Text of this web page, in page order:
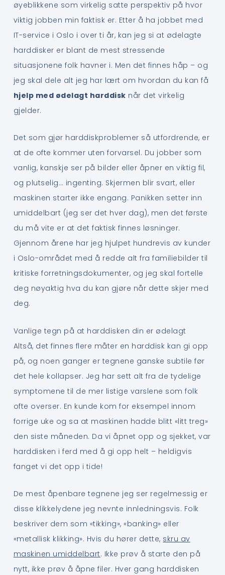
øyeblikkene som virkelig satte perspektiv på hvor
viktig jobben min faktisk er. Etter å ha jobbet med
IT-service i Oslo i over ti år, kan jeg si at ødelagte
harddisker er blant de mest stressende
situasjonene folk havner i. Men det finnes håp – og
jeg skal dele alt jeg har lært om hvordan du kan få
hjelp med ødelagt harddisk når det virkelig
gjelder.
Det som gjør harddiskproblemer så utfordrende, er
at de ofte kommer uten forvarsel. Du jobber som
vanlig, kanskje ser på bilder eller åpner en viktig fil,
og plutselig… ingenting. Skjermen blir svart, eller
maskinen starter ikke engang. Panikken setter inn
umiddelbart (jeg ser det hver dag), men det første
du må vite er at det faktisk finnes løsninger.
Gjennom årene har jeg hjulpet hundrevis av kunder
i Oslo-området med å redde alt fra familiebilder til
kritiske forretningsdokumenter, og jeg skal fortelle
deg nøyaktig hva du kan gjøre når dette skjer med
deg.
Vanlige tegn på at harddisken din er ødelagt
Altså, det finnes flere måter en harddisk kan gi opp
på, og noen ganger er tegnene ganske subtile før
det hele kollapser. Jeg har sett alt fra de tydelige
symptomene til de mer listige varslene som folk
ofte overser. En kunde kom for eksempel innom
forrige uke og sa at maskinen hadde blitt «litt treg»
den siste måneden. Da vi åpnet opp og sjekket, var
harddisken i ferd med å gi opp helt – heldigvis
fanget vi det opp i tide!
De mest åpenbare tegnene jeg ser regelmessig er
disse klikkelydene jeg nevnte innledningsvis. Folk
beskriver dem som «tikking», «banking» eller
«metallisk klikking». Hvis du hører dette, skru av
maskinen umiddelbart. Ikke prøv å starte den på
nytt, ikke prøv å åpne filer. Hver gang harddisken